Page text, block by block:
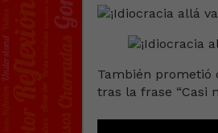
También prometió
tras la frase “Casi